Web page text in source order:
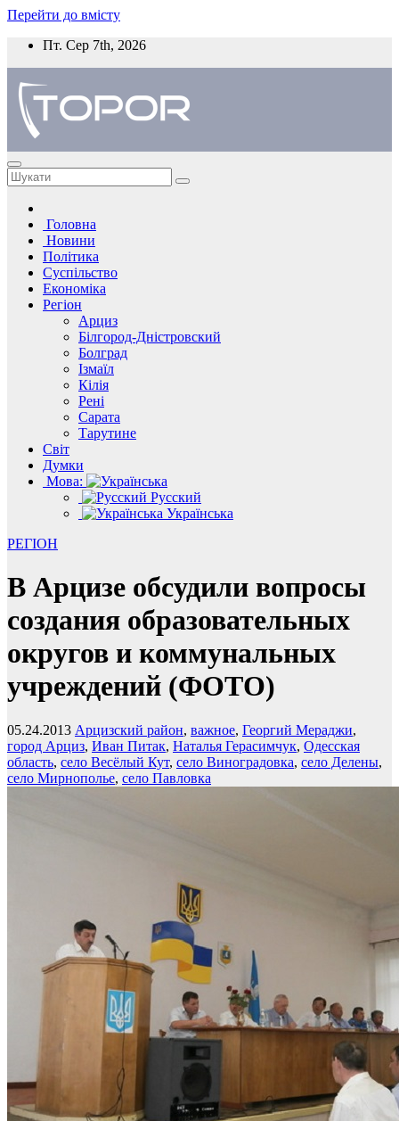
Перейти до вмісту
Пт. Сер 7th, 2026
Головна
Новини
Політика
Суспільство
Економіка
Регіон
Арциз
Білгород-Дністровский
Болград
Ізмаїл
Кілія
Рені
Сарата
Тарутине
Світ
Думки
Мова:
Русский
Українська
РЕГІОН
В Арцизе обсудили вопросы
создания образовательных
округов и коммунальных
учреждений (ФОТО)
05.24.2013 Арцизский район, важное, Георгий Мераджи,
город Арциз, Иван Питак, Наталья Герасимчук, Одесская
область, село Весёлый Кут, село Виноградовка, село Делены,
село Мирнополье, село Павловка